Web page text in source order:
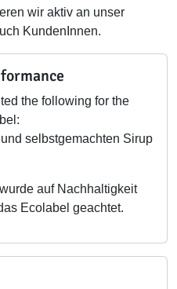
wir aktiv an unser
KundenInnen.
the following for the
selbstgemachten Sirup
auf Nachhaltigkeit
Ecolabel geachtet.